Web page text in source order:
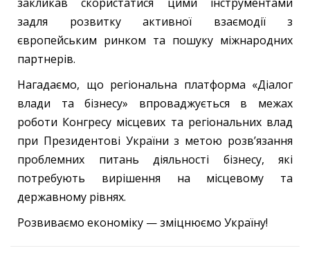
задля розвитку активної взаємодії з
європейським ринком та пошуку міжнародних
партнерів.
Нагадаємо, що регіональна платформа «Діалог
влади та бізнесу» впроваджується в межах
роботи Конгресу місцевих та регіональних влад
при Президентові України з метою розв’язання
проблемних питань діяльності бізнесу, які
потребують вирішення на місцевому та
державному рівнях.
Розвиваємо економіку — зміцнюємо Україну!